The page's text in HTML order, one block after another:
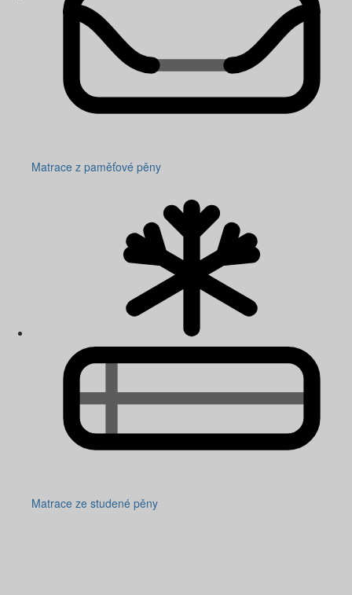
Matrace z paměťové pěny
Matrace ze studené pěny